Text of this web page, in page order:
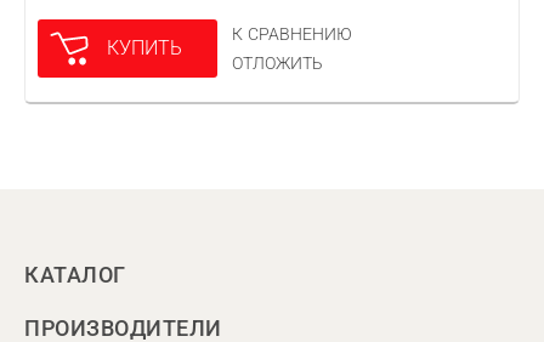
КУПИТЬ
К СРАВНЕНИЮ
ОТЛОЖИТЬ
КАТАЛОГ
ПРОИЗВОДИТЕЛИ